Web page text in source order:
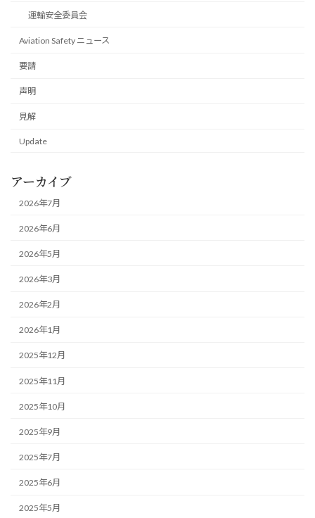
運輸安全委員会
Aviation Safety ニュース
要請
声明
見解
Update
アーカイブ
2026年7月
2026年6月
2026年5月
2026年3月
2026年2月
2026年1月
2025年12月
2025年11月
2025年10月
2025年9月
2025年7月
2025年6月
2025年5月